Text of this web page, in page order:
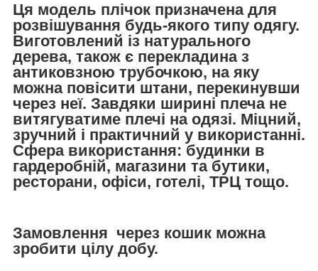
Ця модель плічок призначена для
розвішування будь-якого типу одягу.
Виготовлений із натурального
дерева, також є перекладина з
антиковзною трубочкою, на яку
можна повісити штани, перекинувши
через неї. Завдяки ширині плеча не
витягуватиме плечі на одязі. Міцний,
зручний і практичний у використанні.
Сфера використання: будинки в
гардеробній, магазини та бутики,
ресторани, офіси, готелі, ТРЦ тощо.
Замовлення через кошик можна
зробити цілу добу.